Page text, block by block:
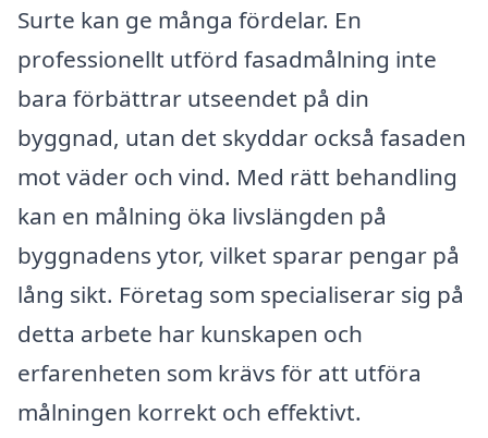
Surte kan ge många fördelar. En
professionellt utförd fasadmålning inte
bara förbättrar utseendet på din
byggnad, utan det skyddar också fasaden
mot väder och vind. Med rätt behandling
kan en målning öka livslängden på
byggnadens ytor, vilket sparar pengar på
lång sikt. Företag som specialiserar sig på
detta arbete har kunskapen och
erfarenheten som krävs för att utföra
målningen korrekt och effektivt.